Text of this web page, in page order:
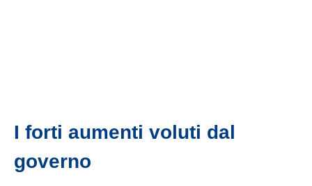
I forti aumenti voluti dal
governo